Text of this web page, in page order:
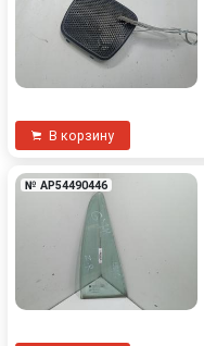
В корзину
№ AP54490446